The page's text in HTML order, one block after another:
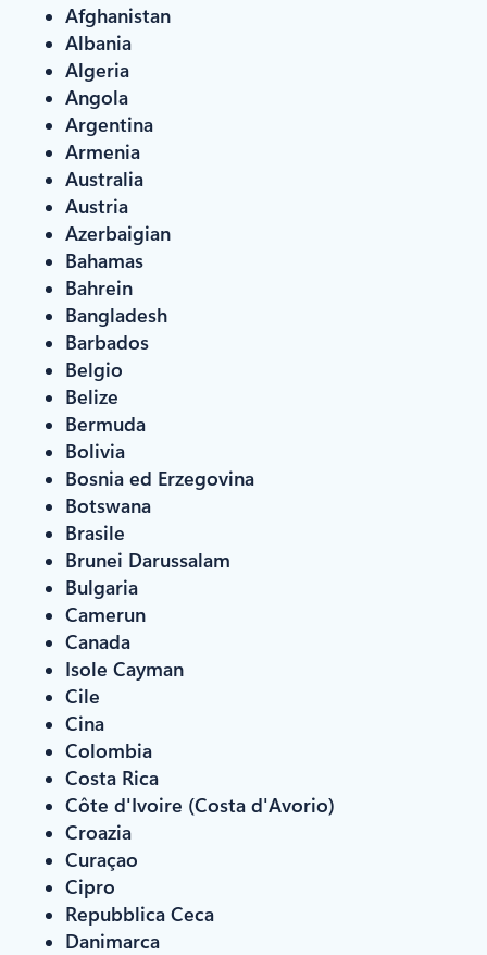
Afghanistan
Albania
Algeria
Angola
Argentina
Armenia
Australia
Austria
Azerbaigian
Bahamas
Bahrein
Bangladesh
Barbados
Belgio
Belize
Bermuda
Bolivia
Bosnia ed Erzegovina
Botswana
Brasile
Brunei Darussalam
Bulgaria
Camerun
Canada
Isole Cayman
Cile
Cina
Colombia
Costa Rica
Côte d'Ivoire (Costa d'Avorio)
Croazia
Curaçao
Cipro
Repubblica Ceca
Danimarca